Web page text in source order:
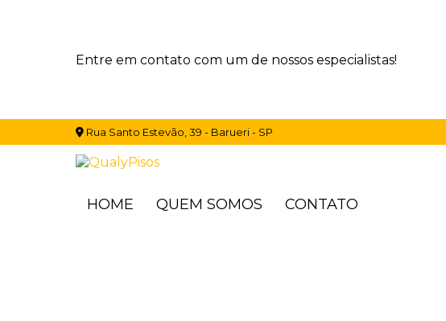
Entre em contato com um de nossos especialistas!
Rua Santo Estevão, 39 - Barueri - SP
HOME QUEM SOMOS CONTATO